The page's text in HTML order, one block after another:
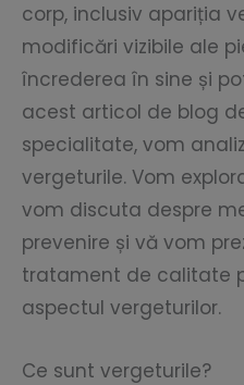
corp, inclusiv apariția
modificări vizibile ale
încrederea în sine și
acest articol de blog
specialitate, vom
vergeturile. Vom
vom discuta despre
prevenire și vă vom
tratament de calitate
aspectul vergeturilor.
Ce sunt vergeturile?